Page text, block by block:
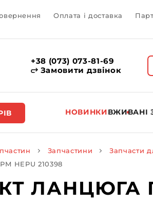
Оплата і доставка
+38 (073) 073-81-69
Замовити дзвінок
НОВИНКИВЖИВАНІ
Запчастини Запчасти
HEPU 210398
ЛАНЦЮГА